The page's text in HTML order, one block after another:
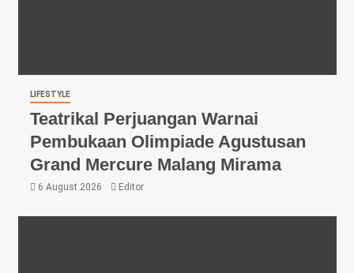
LIFESTYLE
Teatrikal Perjuangan Warnai
Pembukaan Olimpiade Agustusan
Grand Mercure Malang Mirama
6 August 2026 Editor